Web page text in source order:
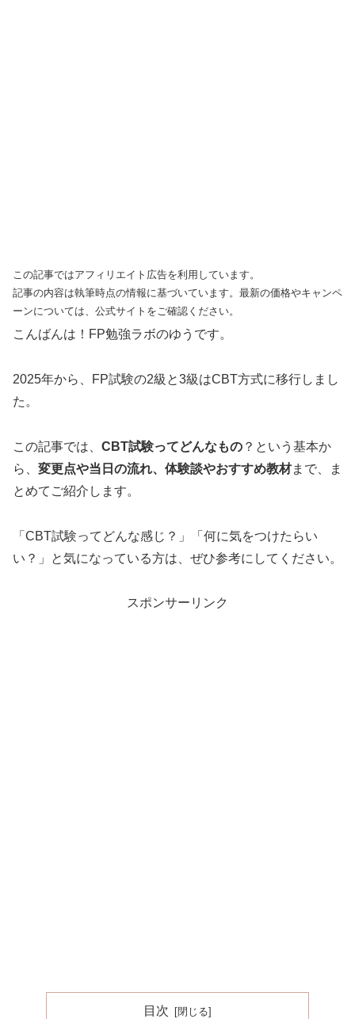
この記事ではアフィリエイト広告を利用しています。
記事の内容は執筆時点の情報に基づいています。最新の価格やキャンペ
ーンについては、公式サイトをご確認ください。
こんばんは！FP勉強ラボのゆうです。
2025年から、FP試験の2級と3級はCBT方式に移行しまし
た。
この記事では、 CBT試験ってどんなもの ？という基本か
ら、 変更点や当日の流れ、体験談やおすすめ教材まで、ま
とめてご紹介します。
「CBT試験ってどんな感じ？」「何に気をつけたらい
い？」と気になっている方は、ぜひ参考にしてください。
スポンサーリンク
目次